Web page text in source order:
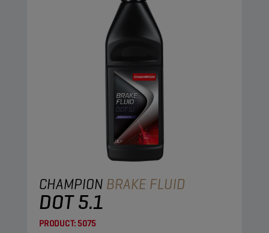
CHAMPION BRAKE FLUID
DOT 5.1
PRODUCT:5075